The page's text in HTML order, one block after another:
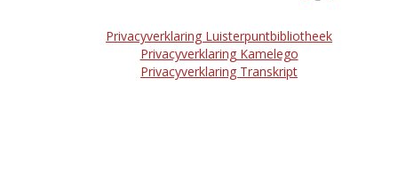
Privacyverklaring Luisterpuntbibliotheek
Privacyverklaring Kamelego
Privacyverklaring Transkript